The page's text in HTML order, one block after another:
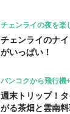
チェンライの夜を楽
チェンライのナ
がいっぱい！
バンコクから飛行機
週末トリップ！
がる茶畑と雲南